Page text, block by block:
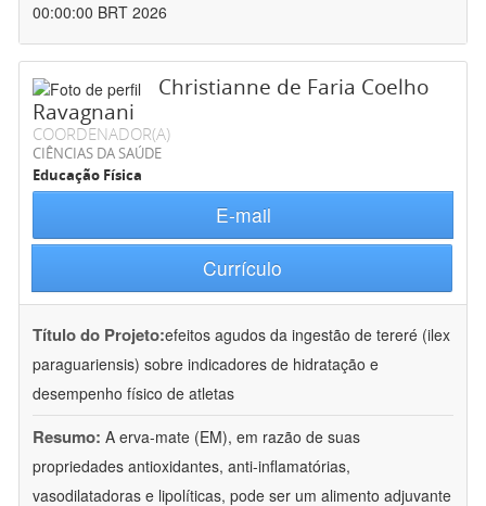
00:00:00 BRT 2026
Christianne de Faria Coelho
Ravagnani
COORDENADOR(A)
CIÊNCIAS DA SAÚDE
Educação Física
E-mail
Currículo
Título do Projeto:efeitos agudos da ingestão de tereré (ilex
paraguariensis) sobre indicadores de hidratação e
desempenho físico de atletas
Resumo: A erva-mate (EM), em razão de suas
propriedades antioxidantes, anti-inflamatórias,
vasodilatadoras e lipolíticas, pode ser um alimento adjuvante